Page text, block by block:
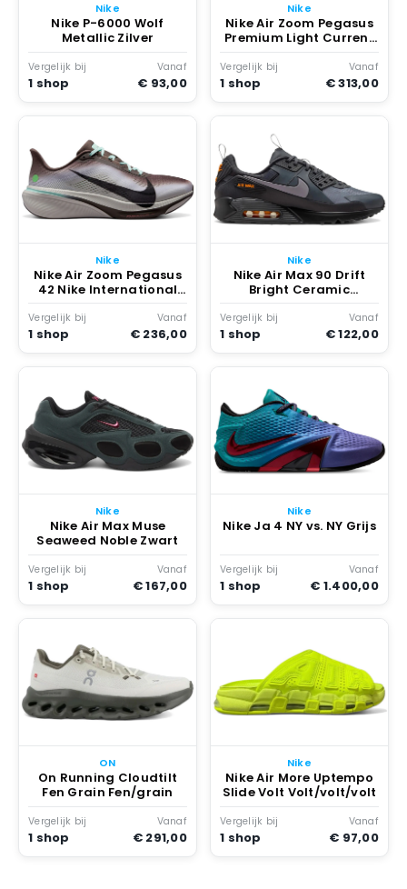
Nike
Nike P-6000 Wolf
Metallic Zilver
Vergelijk bij
1 shop
Vanaf
€ 93,00
Nike
Nike Air Zoom Pegasus
Premium Light Current
Antraciet
Vergelijk bij
1 shop
Vanaf
€ 313,00
Nike
Nike Air Zoom Pegasus
42 Nike International
Running Team Groen
Vergelijk bij
1 shop
Vanaf
€ 236,00
Nike
Nike Air Max 90 Drift
Bright Ceramic
Antraciet
Vergelijk bij
1 shop
Vanaf
€ 122,00
Nike
Nike Air Max Muse
Seaweed Noble Zwart
Vergelijk bij
1 shop
Vanaf
€ 167,00
Nike
Nike Ja 4 NY vs. NY Grijs
Vergelijk bij
1 shop
Vanaf
€ 1.400,00
ON
On Running Cloudtilt
Fen Grain Fen/grain
Vergelijk bij
1 shop
Vanaf
€ 291,00
Nike
Nike Air More Uptempo
Slide Volt Volt/volt/volt
Vergelijk bij
1 shop
Vanaf
€ 97,00